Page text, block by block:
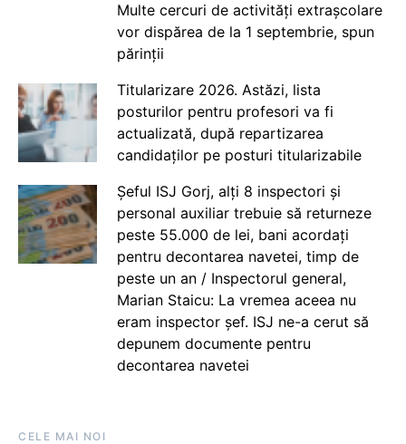
Multe cercuri de activități extrașcolare
vor dispărea de la 1 septembrie, spun
părinții
Titularizare 2026. Astăzi, lista
posturilor pentru profesori va fi
actualizată, după repartizarea
candidaților pe posturi titularizabile
Șeful ISJ Gorj, alți 8 inspectori și
personal auxiliar trebuie să returneze
peste 55.000 de lei, bani acordați
pentru decontarea navetei, timp de
peste un an / Inspectorul general,
Marian Staicu: La vremea aceea nu
eram inspector șef. ISJ ne-a cerut să
depunem documente pentru
decontarea navetei
CELE MAI NOI